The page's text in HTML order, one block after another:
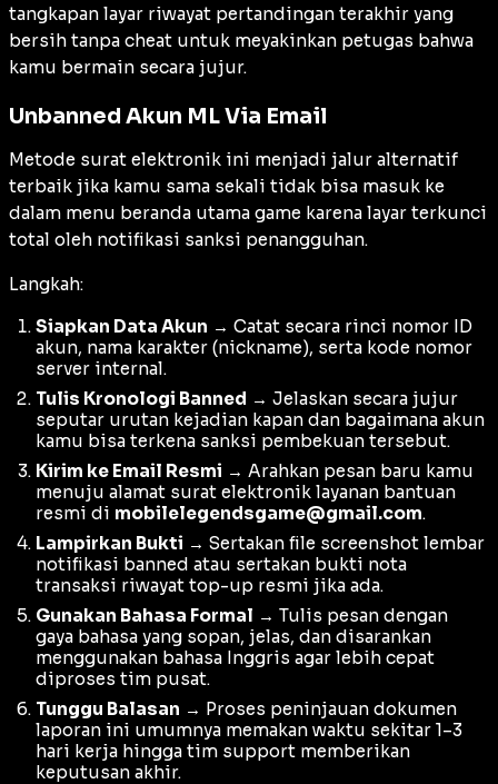
tangkapan layar riwayat pertandingan terakhir yang
bersih tanpa cheat untuk meyakinkan petugas bahwa
kamu bermain secara jujur.
Unbanned Akun ML Via Email
Metode surat elektronik ini menjadi jalur alternatif
terbaik jika kamu sama sekali tidak bisa masuk ke
dalam menu beranda utama game karena layar terkunci
total oleh notifikasi sanksi penangguhan.
Langkah:
Siapkan Data Akun → Catat secara rinci nomor ID
akun, nama karakter (nickname), serta kode nomor
server internal.
Tulis Kronologi Banned → Jelaskan secara jujur
seputar urutan kejadian kapan dan bagaimana akun
kamu bisa terkena sanksi pembekuan tersebut.
Kirim ke Email Resmi → Arahkan pesan baru kamu
menuju alamat surat elektronik layanan bantuan
resmi di mobilelegendsgame@gmail.com.
Lampirkan Bukti → Sertakan file screenshot lembar
notifikasi banned atau sertakan bukti nota
transaksi riwayat top-up resmi jika ada.
Gunakan Bahasa Formal → Tulis pesan dengan
gaya bahasa yang sopan, jelas, dan disarankan
menggunakan bahasa Inggris agar lebih cepat
diproses tim pusat.
Tunggu Balasan → Proses peninjauan dokumen
laporan ini umumnya memakan waktu sekitar 1–3
hari kerja hingga tim support memberikan
keputusan akhir.